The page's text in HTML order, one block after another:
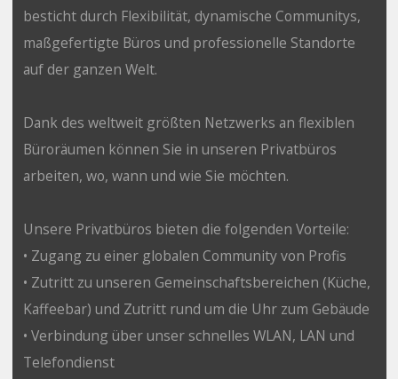
besticht durch Flexibilität, dynamische Communitys,
maßgefertigte Büros und professionelle Standorte
auf der ganzen Welt.
Dank des weltweit größten Netzwerks an flexiblen
Büroräumen können Sie in unseren Privatbüros
arbeiten, wo, wann und wie Sie möchten.
Unsere Privatbüros bieten die folgenden Vorteile:
• Zugang zu einer globalen Community von Profis
• Zutritt zu unseren Gemeinschaftsbereichen (Küche,
Kaffeebar) und Zutritt rund um die Uhr zum Gebäude
• Verbindung über unser schnelles WLAN, LAN und
Telefondienst